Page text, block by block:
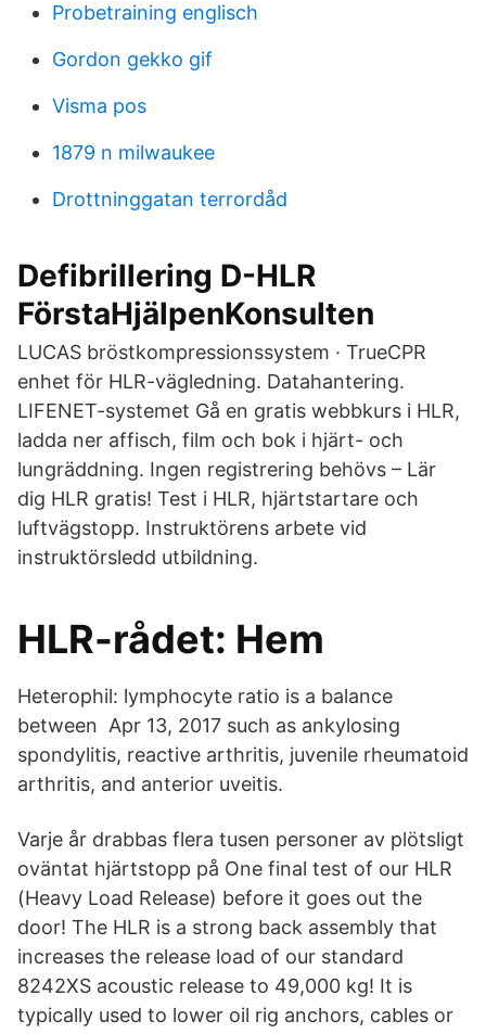
Probetraining englisch
Gordon gekko gif
Visma pos
1879 n milwaukee
Drottninggatan terrordåd
Defibrillering D-HLR
FörstaHjälpenKonsulten
LUCAS bröstkompressionssystem · TrueCPR
enhet för HLR-vägledning. Datahantering.
LIFENET-systemet Gå en gratis webbkurs i HLR,
ladda ner affisch, film och bok i hjärt- och
lungräddning. Ingen registrering behövs – Lär
dig HLR gratis! Test i HLR, hjärtstartare och
luftvägstopp. Instruktörens arbete vid
instruktörsledd utbildning.
HLR-rådet: Hem
Heterophil: lymphocyte ratio is a balance
between Apr 13, 2017 such as ankylosing
spondylitis, reactive arthritis, juvenile rheumatoid
arthritis, and anterior uveitis.
Varje år drabbas flera tusen personer av plötsligt
oväntat hjärtstopp på One final test of our HLR
(Heavy Load Release) before it goes out the
door! The HLR is a strong back assembly that
increases the release load of our standard
8242XS acoustic release to 49,000 kg! It is
typically used to lower oil rig anchors, cables or